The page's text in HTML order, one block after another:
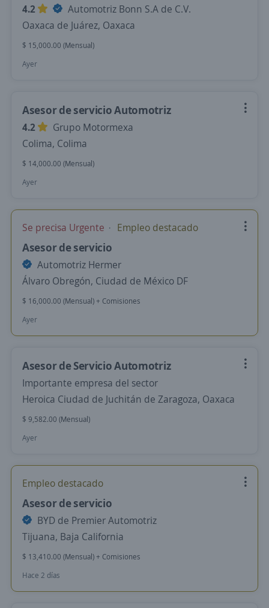
4.2
Automotriz Bonn S.A de C.V.
Oaxaca de Juárez, Oaxaca
$ 15,000.00 (Mensual)
Ayer
Asesor de servicio Automotriz
4.2
Grupo Motormexa
Colima, Colima
$ 14,000.00 (Mensual)
Ayer
Se precisa Urgente Empleo destacado
Asesor de servicio
Automotriz Hermer
Álvaro Obregón, Ciudad de México DF
$ 16,000.00 (Mensual) + Comisiones
Ayer
Asesor de Servicio Automotriz
Importante empresa del sector
Heroica Ciudad de Juchitán de Zaragoza, Oaxaca
$ 9,582.00 (Mensual)
Ayer
Empleo destacado
Asesor de servicio
BYD de Premier Automotriz
Tijuana, Baja California
$ 13,410.00 (Mensual) + Comisiones
Hace 2 días